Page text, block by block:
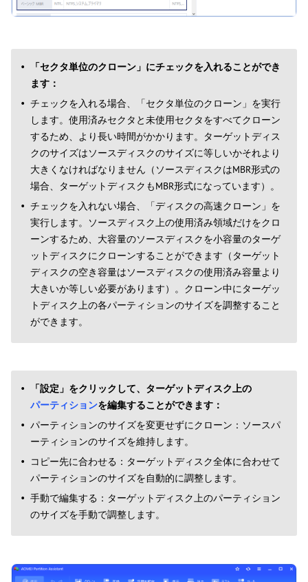
「セクタ単位のクローン」にチェックを入れることができ
ます：
チェックを入れる場合、「セクタ単位のクローン」を実行
します。使用済みセクタと未使用セクタをすべてクローン
するため、より長い時間がかかります。ターゲットディス
クのサイズはソースディスクのサイズに等しいかそれより
大きくなければなりません（ソースディスクはMBR形式の
場合、ターゲットディスクもMBR形式になっています）。
チェックを入れない場合、「ディスクの高速クローン」を
実行します。ソースディスク上の使用済み領域だけをクロ
ーンするため、大容量のソースディスクを小容量のターゲ
ットディスクにクローンすることができます（ターゲット
ディスクの空き容量はソースディスクの使用済み容量より
大きいか等しい必要があります）。クローン中にターゲッ
トディスク上の各パーティションのサイズを調整すること
ができます。
「設定」をクリックして、ターゲットディスク上の
パーティションを編集することができます：
パーティションのサイズを変更せずにクローン：ソースパ
ーティションのサイズを維持します。
コピー先に合わせる：ターゲットディスク全体に合わせて
パーティションのサイズを自動的に調整します。
手動で編集する：ターゲットディスク上のパーティション
のサイズを手動で調整します。